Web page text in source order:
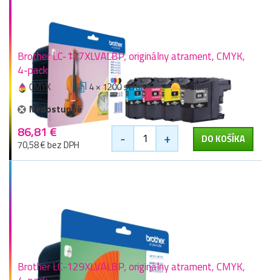
Brother LC-127XLVALBP, originálny atrament, CMYK,
4-pack
CMYK 4 × 1200 stran
1 zlaťák
Nedostupné
86,81 €
70,58 € bez DPH - + DO KOŠÍKA
Brother LC-129XLVALBP, originálny atrament, CMYK,